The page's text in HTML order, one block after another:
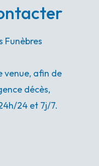
Funèbres
venue, afin de
décès,
24 et 7j/7.